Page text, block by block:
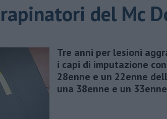
del Mc
Tre anni per lesioni
i capi di imputazione
28enne e un 22enne
una 38enne e un